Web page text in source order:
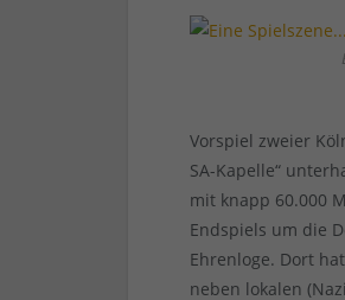
Vorspiel zweier
SA-Kapelle“
mit knapp 60.000
Endspiels um die
Ehrenloge. Dort
neben lokalen